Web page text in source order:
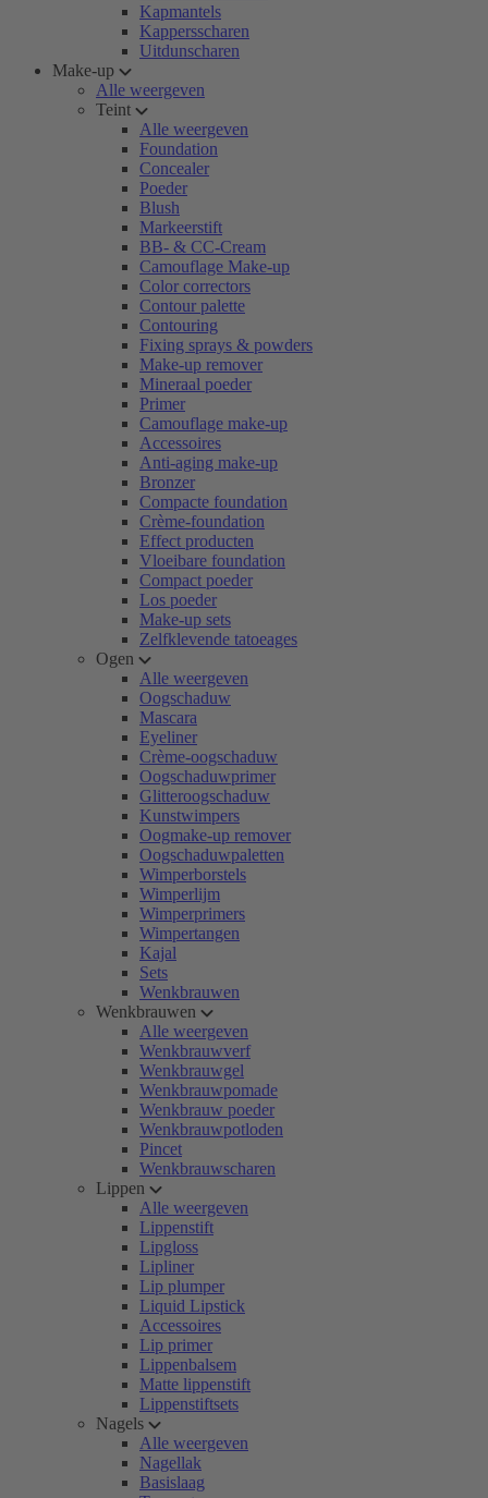
Kapmantels
Kappersscharen
Uitdunscharen
Make-up
Alle weergeven
Teint
Alle weergeven
Foundation
Concealer
Poeder
Blush
Markeerstift
BB- & CC-Cream
Camouflage Make-up
Color correctors
Contour palette
Contouring
Fixing sprays & powders
Make-up remover
Mineraal poeder
Primer
Camouflage make-up
Accessoires
Anti-aging make-up
Bronzer
Compacte foundation
Crème-foundation
Effect producten
Vloeibare foundation
Compact poeder
Los poeder
Make-up sets
Zelfklevende tatoeages
Ogen
Alle weergeven
Oogschaduw
Mascara
Eyeliner
Crème-oogschaduw
Oogschaduwprimer
Glitteroogschaduw
Kunstwimpers
Oogmake-up remover
Oogschaduwpaletten
Wimperborstels
Wimperlijm
Wimperprimers
Wimpertangen
Kajal
Sets
Wenkbrauwen
Wenkbrauwen
Alle weergeven
Wenkbrauwverf
Wenkbrauwgel
Wenkbrauwpomade
Wenkbrauw poeder
Wenkbrauwpotloden
Pincet
Wenkbrauwscharen
Lippen
Alle weergeven
Lippenstift
Lipgloss
Lipliner
Lip plumper
Liquid Lipstick
Accessoires
Lip primer
Lippenbalsem
Matte lippenstift
Lippenstiftsets
Nagels
Alle weergeven
Nagellak
Basislaag